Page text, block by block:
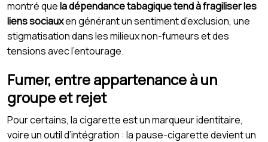
montré quela dépendance tabagique tend à fragiliser les
liens sociauxen générant un sentiment d’exclusion, une
stigmatisation dans les milieux non-fumeurs et des
tensions avec l’entourage.
Fumer, entre appartenance à un
groupe et rejet
Pour certains, la cigarette est un marqueur identitaire,
voire un outil d’intégration : la pause-cigarette devient un